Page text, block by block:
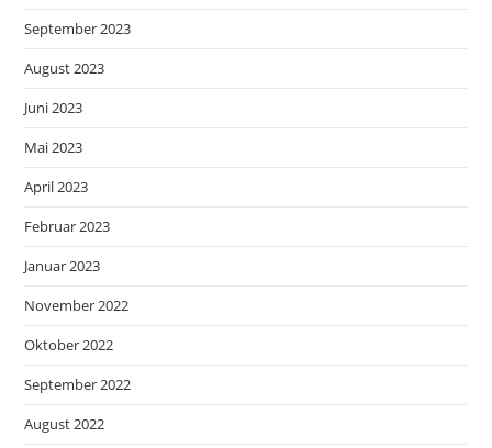
September 2023
August 2023
Juni 2023
Mai 2023
April 2023
Februar 2023
Januar 2023
November 2022
Oktober 2022
September 2022
August 2022